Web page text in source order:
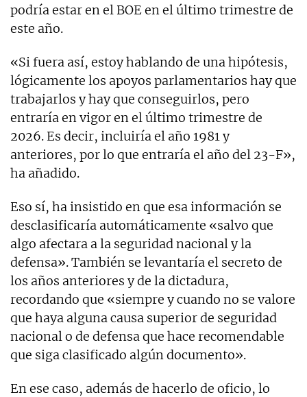
podría estar en el BOE en el último trimestre de
este año.
«Si fuera así, estoy hablando de una hipótesis,
lógicamente los apoyos parlamentarios hay que
trabajarlos y hay que conseguirlos, pero
entraría en vigor en el último trimestre de
2026. Es decir, incluiría el año 1981 y
anteriores, por lo que entraría el año del 23-F»,
ha añadido.
Eso sí, ha insistido en que esa información se
desclasificaría automáticamente «salvo que
algo afectara a la seguridad nacional y la
defensa». También se levantaría el secreto de
los años anteriores y de la dictadura,
recordando que «siempre y cuando no se valore
que haya alguna causa superior de seguridad
nacional o de defensa que hace recomendable
que siga clasificado algún documento».
En ese caso, además de hacerlo de oficio, lo